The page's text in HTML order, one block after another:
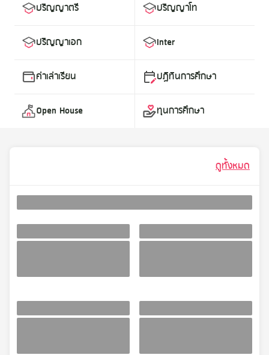
ปริญญาตรี ปริญญาโท
ปริญญาเอก Inter
ค่าเล่าเรียน ปฏิทินการศึกษา
Open House ทุนการศึกษา
ดูทั้งหมด